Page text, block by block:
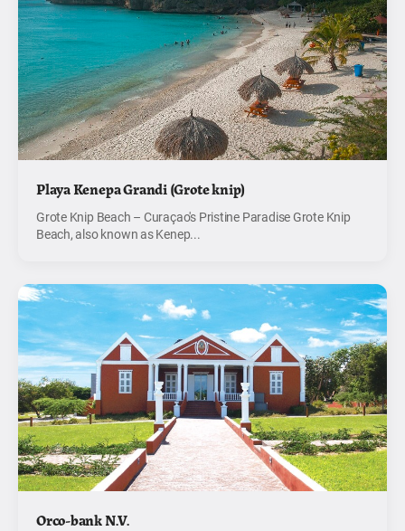
Playa Kenepa Grandi (Grote knip)
Grote Knip Beach – Curaçao's Pristine Paradise Grote Knip
Beach, also known as Kenep...
Orco-bank N.V.